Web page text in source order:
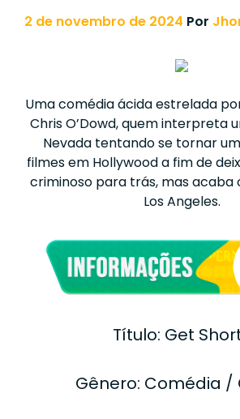
2 de novembro de 2024 Por
Uma comédia ácida estrelada
Chris O’Dowd, quem interpreta
Nevada tentando se tornar
filmes em Hollywood a fim de
criminoso para trás, mas acaba
Los Angeles.
Título: Get
Gênero: Comédia /